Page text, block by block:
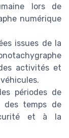
lors de
numérique
issues de la
activités et
périodes de
des temps de
et à la